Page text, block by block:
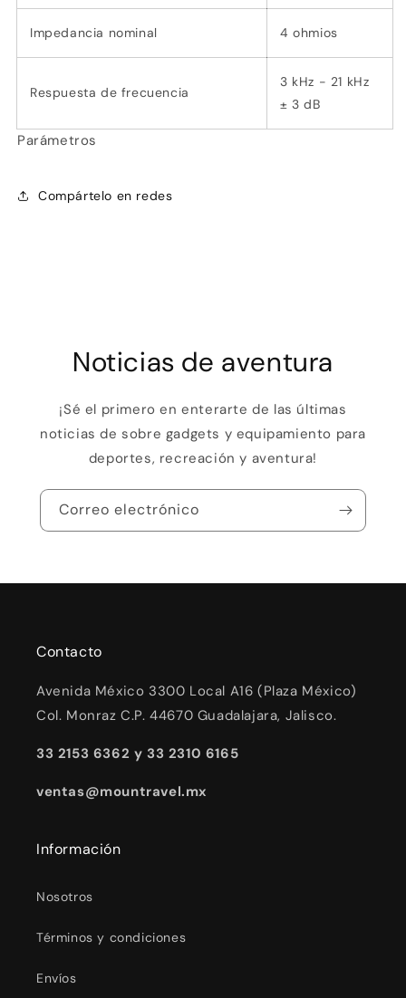
Impedancia nominal 4 ohmios
Respuesta de frecuencia
3 kHz - 21 kHz
± 3 dB
Parámetros
Compártelo en redes
Noticias de aventura
¡Sé el primero en enterarte de las últimas
noticias de sobre gadgets y equipamiento para
deportes, recreación y aventura!
Correo electrónico
Contacto
Avenida México 3300 Local A16 (Plaza México)
Col. Monraz C.P. 44670 Guadalajara, Jalisco.
33 2153 6362 y 33 2310 6165
ventas@mountravel.mx
Información
Nosotros
Términos y condiciones
Envíos